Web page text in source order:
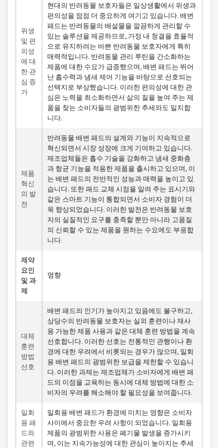
위생
및 편
의성
에 대
한 관
심 증
가
현대의 반려동물 보호자들은 일상생활에서 위생과
편의성을 점점 더 중요하게 여기고 있습니다. 배변
패드는 반려동물의 배설물을 깔끔하게 관리할 수
있는 솔루션을 제공하므로, 가정 내 청결을 효율적
으로 유지하려는 바쁜 반려동물 보호자에게 특히
매력적입니다. 반려동물 관리 루틴을 간소화하는
제품에 대한 수요가 급증했으며, 배변 패드는 뛰어
난 흡수력과 냄새 제어 기능을 바탕으로 선호되는
선택지로 부상했습니다. 이러한 편의성에 대한 관
심은 노력을 최소화하면서 삶의 질을 높여 주는 제
품을 찾는 소비자들의 광범위한 추세와도 일치합
니다.
제품
혁신
의 발
전
반려동물 배변 패드의 설계와 기능이 지속적으로
혁신되면서 시장 성장에 크게 기여하고 있습니다.
제조업체들은 흡수 기술을 강화하고 냄새 중화층
과 항균 기능을 적용한 제품을 출시하고 있으며, 이
는 배변 패드의 전반적인 성능과 매력을 높이고 있
습니다. 또한 패드 교체 시점을 알려 주는 표시기와
같은 스마트 기능이 통합되면서 소비자 경험이 더
욱 향상되었습니다. 이러한 발전은 반려동물 보호
자의 실질적인 요구를 충족할 뿐만 아니라 고품질
의 신뢰할 수 있는 제품을 원하는 수요에도 부응합
니다.
제약
요인
및 과
제
영향
대체
훈련
방법
선호
배변 패드의 인기가 높아지고 있음에도 불구하고,
상당수의 반려동물 보호자는 실외 훈련이나 재사
용 가능한 제품 사용과 같은 대체 훈련 방법을 계속
선호합니다. 이러한 선호는 전통적인 관행이나 환
경에 대한 우려에서 비롯되는 경우가 많으며, 일회
용 배변 패드의 광범위한 보급을 제한할 수 있습니
다. 이러한 과제는 제조업체가 소비자에게 배변 패
드의 이점을 교육하는 동시에 대체 방법에 대한 소
비자의 우려를 해소해야 할 필요성을 보여줍니다.
일회
용 패
드와
관련
일회용 배변 패드가 환경에 미치는 영향은 소비자
사이에서 중요한 우려 사항이 되었습니다. 일회용
제품의 광범위한 사용은 폐기물 발생을 증가시키
며, 이는 지속가능성에 대한 관심이 높아지는 추세